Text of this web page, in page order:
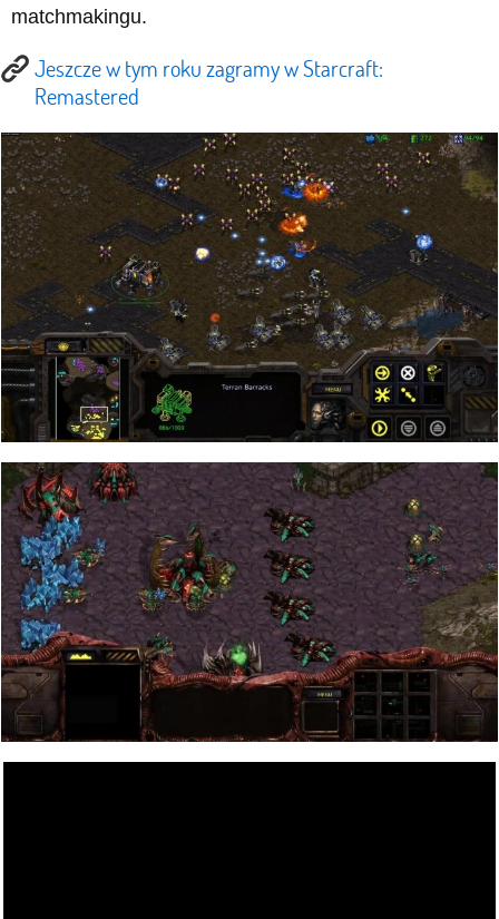
matchmakingu.
Jeszcze w tym roku zagramy w Starcraft:
Remastered